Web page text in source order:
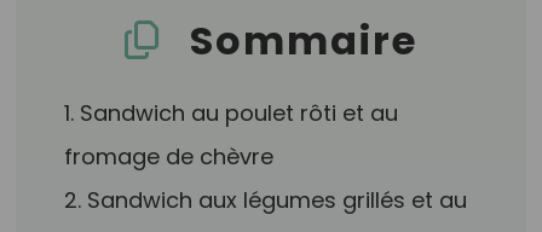
Sommaire
1. Sandwich au poulet rôti et au
fromage de chèvre
2. Sandwich aux légumes grillés et au